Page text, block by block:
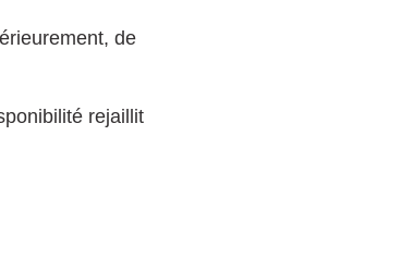
de
rejaillit